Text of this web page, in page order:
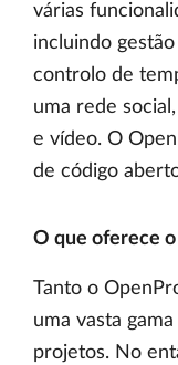
várias
incluindo
controlo de
uma rede
e vídeo. O
de código
O que oferece
Tanto o
uma vasta
projetos. No